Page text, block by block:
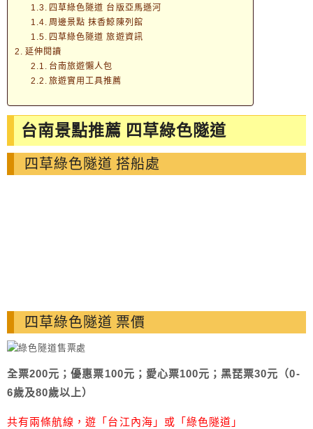
四草綠色隧道 台版亞馬遜河
周邊景點 抹香鯨陳列館
四草綠色隧道 旅遊資訊
延伸閱讀
台南旅遊懶人包
旅遊實用工具推薦
台南景點推薦 四草綠色隧道
四草綠色隧道 搭船處
四草綠色隧道 票價
全票200元；優惠票100元；愛心票100元；黑琵票30元（0-
6歲及80歲以上）
共有兩條航線，遊「台江內海」或「綠色隧道」